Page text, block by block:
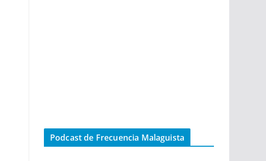
Podcast de Frecuencia Malaguista